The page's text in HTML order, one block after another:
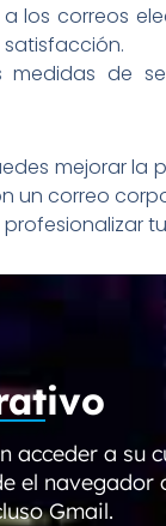
los correos
medidas de
mejorar la
un correo
profesionalizar
a su
el
Gmail.